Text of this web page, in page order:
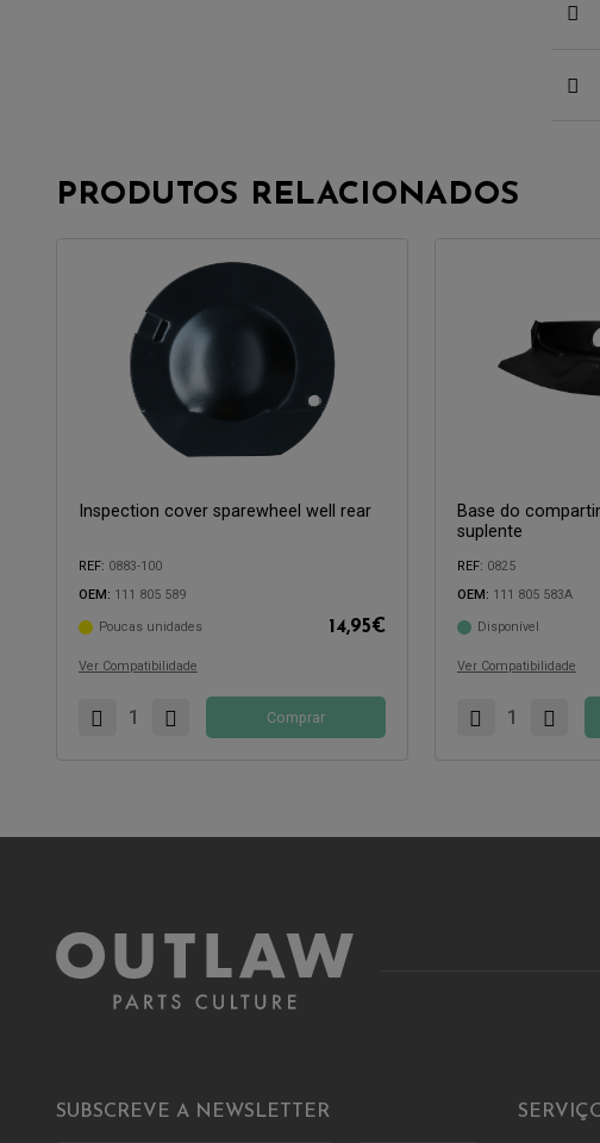
PRODUTOS RELACIONADOS
Inspection cover sparewheel well rear
REF: 0883-100
OEM: 111 805 589
Poucas unidades 14,95€
Ver Compatibilidade
Compatível com:
Comprar
Base do
suplente
REF: 0825
OEM: 111 805 583A
Disponível
Ver Compatibilidade
Compatível com:
SUBSCREVE A NEWSLETTER